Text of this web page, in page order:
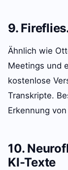
9.
Ähnlich wie
Meetings und
kostenlose
Transkripte.
Erkennung
10.
KI-Texte